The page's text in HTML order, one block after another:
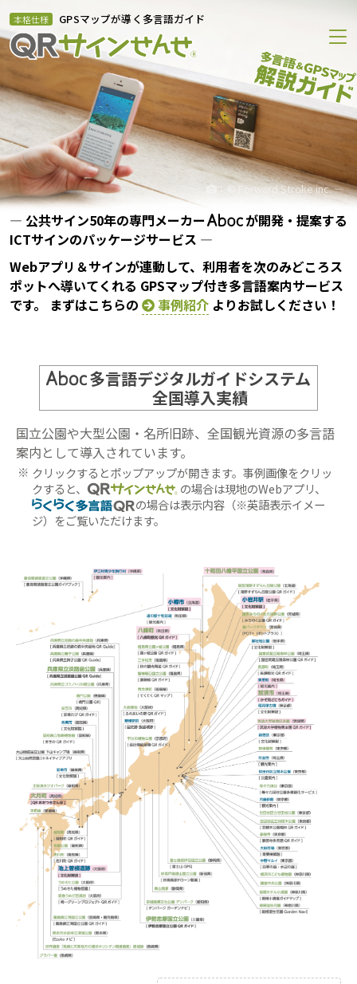
本格仕様 GPSマップが導く多言語ガイド
：© Forward Stroke inc. ―
― 公共サイン50年の専門メーカー
が開発・提案する
ICTサインのパッケージサービス ―
Webアプリ＆サインが連動して、利用者を次のみどころス
ポットへ導いてくれる GPSマップ付き多言語案内サービス
です。
まずはこちらの 事例紹介 よりお試しください！
多言語デジタルガイドシステム
全国導入実績
国立公園や大型公園・名所旧跡、全国観光資源の多言語
案内として導入されています。
クリックするとポップアップが開きます。事例画像をクリッ
クすると、
の場合は現地のWebアプリ、
の場合は表示内容（※英語表示イメー
ジ）をご覧いただけます。